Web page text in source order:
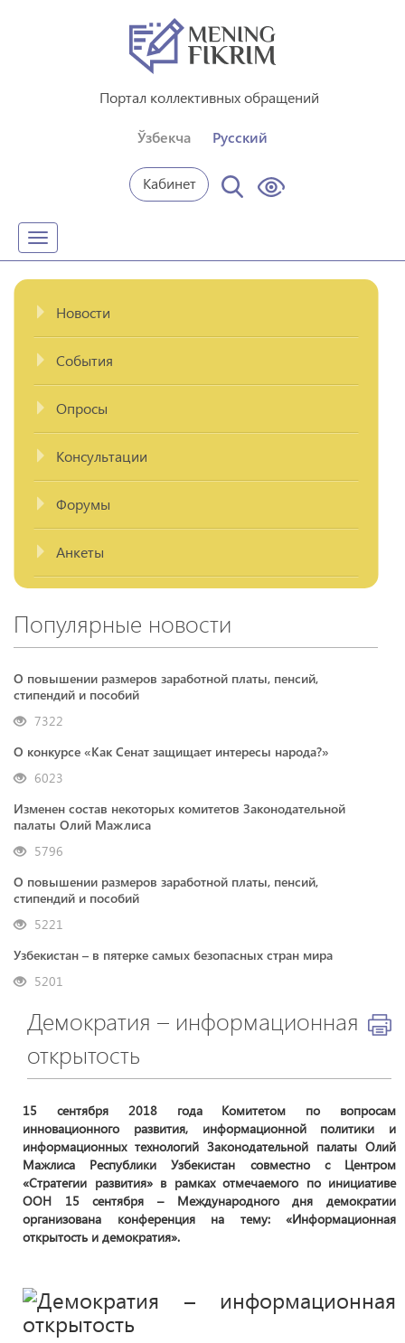
Портал коллективных обращений
Ўзбекча Русский
Кабинет
Toggle
navigation
Новости
События
Опросы
Консультации
Форумы
Анкеты
Популярные новости
О повышении размеров заработной платы, пенсий,
стипендий и пособий
7322
О конкурсе «Как Сенат защищает интересы народа?»
6023
Изменен состав некоторых комитетов Законодательной
палаты Олий Мажлиса
5796
О повышении размеров заработной платы, пенсий,
стипендий и пособий
5221
Узбекистан – в пятерке самых безопасных стран мира
5201
Демократия – информационная
открытость
15 сентября 2018 года Комитетом по вопросам
инновационного развития, информационной политики и
информационных технологий Законодательной палаты Олий
Мажлиса Республики Узбекистан совместно с Центром
«Стратегии развития» в рамках отмечаемого по инициативе
ООН 15 сентября – Международного дня демократии
организована конференция на тему: «Информационная
открытость и демократия».